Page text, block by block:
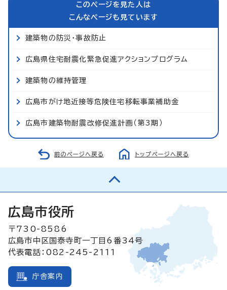
このページを見た人は
こんなページも見ています
建築物の防災・事故防止
広島県住宅耐震化緊急促進アクションプログラム
建築物の維持管理
広島市がけ地近接等危険住宅移転事業補助金
広島市建築物耐震改修促進計画（第3期）
前のページへ戻る トップページへ戻る
広島市役所
〒730-8586
広島市中区国泰寺町一丁目6番34号
代表電話：082-245-2111
庁舎案内